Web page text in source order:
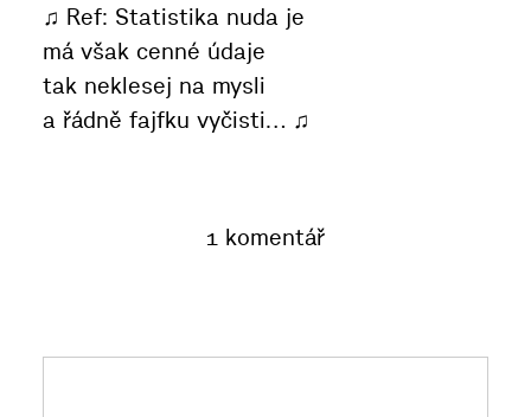
♫ Ref: Statistika nuda je
má však cenné údaje
tak neklesej na mysli
a řádně fajfku vyčisti… ♫
1 komentář